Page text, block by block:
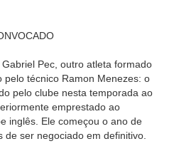
Pec, outro atleta formado
técnico Ramon Menezes: o
pelo clube nesta temporada ao
emprestado ao
inglês. Ele começou o ano de
de ser negociado em definitivo.